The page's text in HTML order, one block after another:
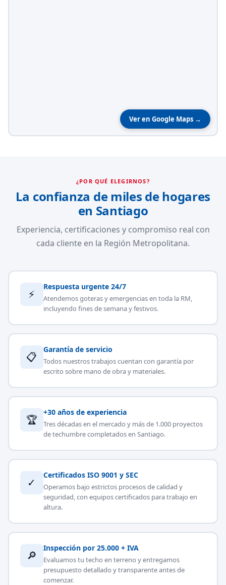
Ver en Google Maps →
¿POR QUÉ ELEGIRNOS?
La confianza de miles de hogares
en Santiago
Experiencia, certificaciones y compromiso real con
cada cliente en la Región Metropolitana.
⚡
Respuesta urgente 24/7
Atendemos goteras y emergencias en toda la RM,
incluyendo fines de semana y festivos.
📋
Garantía de servicio
Todos nuestros trabajos cuentan con garantía por
escrito sobre mano de obra y materiales.
🏆
+30 años de experiencia
Tres décadas en el mercado y más de 1.000 proyectos
de techumbre completados en Santiago.
✓
Certificados ISO 9001 y SEC
Operamos bajo estrictos procesos de calidad y
seguridad, con equipos certificados para trabajo en
altura.
🔎
Inspección por 25.000 + IVA
Evaluamos tu techo en terreno y entregamos
presupuesto detallado y transparente antes de
comenzar.